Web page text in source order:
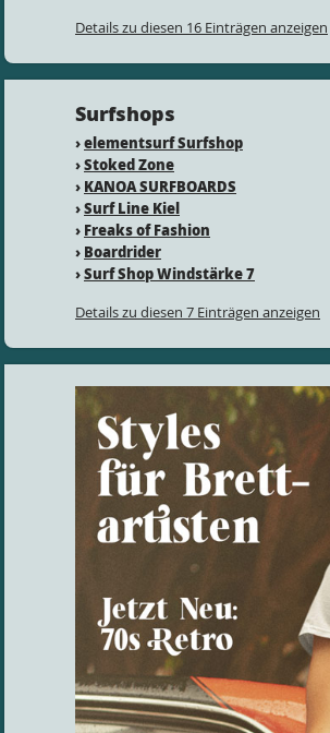
Details zu diesen 16 Einträgen anzeigen
Surfshops
›elementsurf Surfshop
›Stoked Zone
› KANOA SURFBOARDS
›Surf Line Kiel
› Freaks of Fashion
› Boardrider
›Surf Shop Windstärke 7
Details zu diesen 7 Einträgen anzeigen